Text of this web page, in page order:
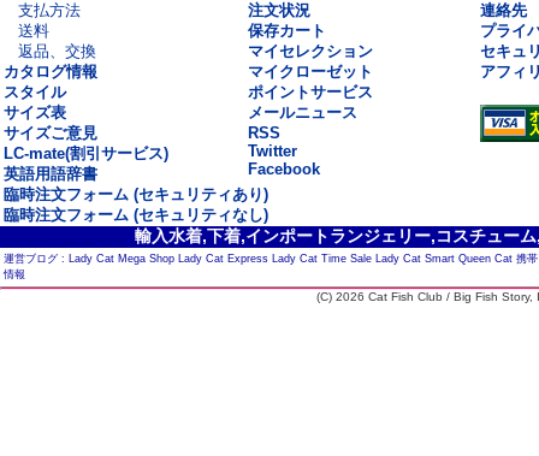
支払方法
送料
返品、交換
カタログ情報
スタイル
サイズ表
サイズご意見
LC-mate(割引サービス)
英語用語辞書
注文状況
保存カート
マイセレクション
マイクローゼット
ポイントサービス
メールニュース
RSS
Twitter
Facebook
連絡先
プライ
セキュ
アフィ
臨時注文フォーム (セキュリティあり)
臨時注文フォーム (セキュリティなし)
輸入水着,下着,インポートランジェリー,コスチュー
運営ブログ : Lady Cat Mega Shop Lady Cat Express Lady Cat Time Sale Lady Cat Smart Queen Cat 携
情報
(C) 2026 Cat Fish Club / Big Fish Story,